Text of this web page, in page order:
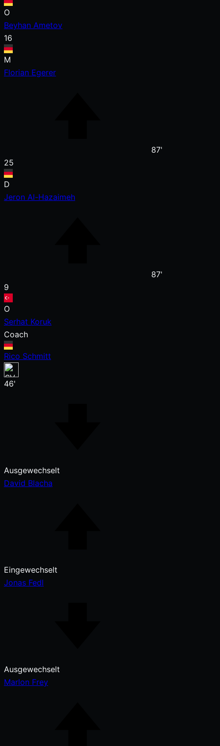
O
Beyhan Ametov
16
M
Florian Egerer
87'
25
D
Jeron Al-Hazaimeh
87'
9
O
Serhat Koruk
Coach
Rico Schmitt
46'
Ausgewechselt
David Blacha
Eingewechselt
Jonas Fedl
Ausgewechselt
Marlon Frey